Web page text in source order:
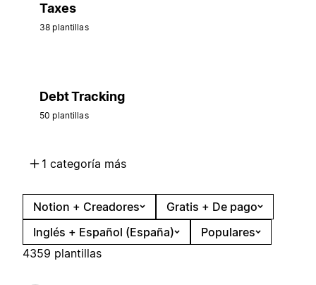
Taxes
38 plantillas
Debt Tracking
50 plantillas
1 categoría más
Notion + Creadores
Gratis + De pago
Inglés + Español (España)
Populares
4359 plantillas